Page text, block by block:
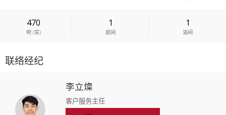
470
呎(实)
1
房间
1
浴间
联络经纪
李立燦
客户服务主任